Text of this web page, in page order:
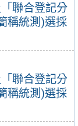
聯合登記分
稱統測)選採
聯合登記分
稱統測)選採